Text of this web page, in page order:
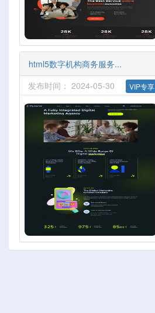
html5数字机构商务服务...
发布时间： 2024-05-30
VIP专享